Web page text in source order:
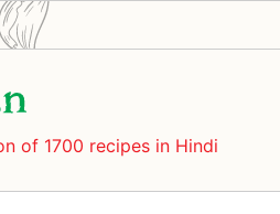
of 1700 recipes in Hindi